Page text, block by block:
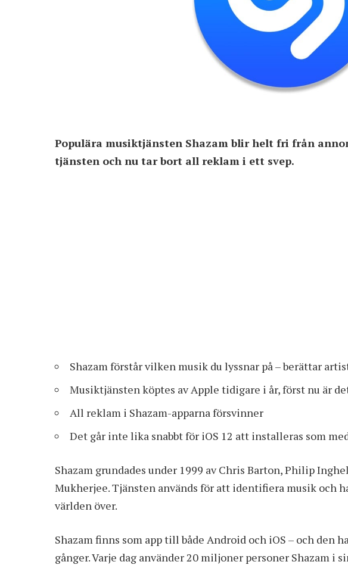
Populära musiktjänsten Shazam blir helt fri från
tjänsten och nu tar bort all reklam i ett svep.
Shazam förstår vilken musik du lyssnar på – berättar
Musiktjänsten köptes av Apple tidigare i år, först nu är
All reklam i Shazam-apparna försvinner
Det går inte lika snabbt för iOS 12 att installeras som
Shazam grundades under 1999 av Chris Barton, Philip
Mukherjee. Tjänsten används för att identifiera musik och
världen över.
Shazam finns som app till både Android och iOS – och den
gånger. Varje dag använder 20 miljoner personer Shazam i